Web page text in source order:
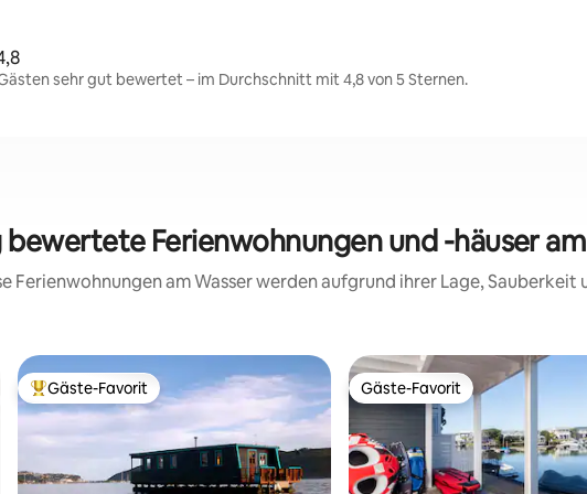
sehr gut bewertet – im Durchschnitt mit 4,8 von 5 Sternen.
bewertete Ferienwohnungen und -häuser
Ferienwohnungen am Wasser werden aufgrund ihrer Lage,
Beliebter Gäste-Favorit.
Gäste-Favorit Gäste-Favorit
Gäste-Favorit